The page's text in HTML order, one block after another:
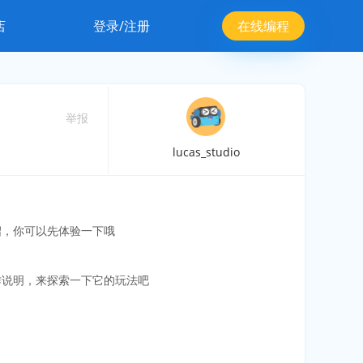
登录/注册 在线编程
举报
lucas_studio
你可以先体验一下哦
明，来探索一下它的玩法吧